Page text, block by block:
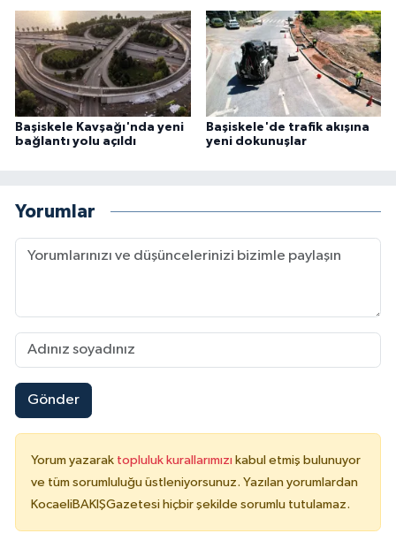
Başiskele Kavşağı'nda yeni
bağlantı yolu açıldı
Başiskele'de trafik akışına
yeni dokunuşlar
Yorumlar
Gönder
Yorum yazarak topluluk kurallarımızı kabul etmiş bulunuyor
ve tüm sorumluluğu üstleniyorsunuz. Yazılan yorumlardan
KocaeliBAKIŞGazetesi hiçbir şekilde sorumlu tutulamaz.